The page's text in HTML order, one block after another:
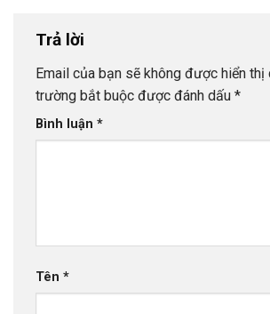
Trả lời
Email của bạn sẽ không được hiển thị
trường bắt buộc được đánh dấu *
Bình luận *
Tên *